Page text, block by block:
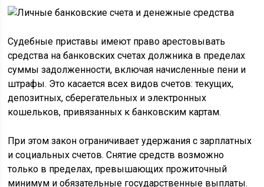
Судебные приставы имеют право арестовывать
средства на банковских счетах должника в пределах
суммы задолженности, включая начисленные пени и
штрафы. Это касается всех видов счетов: текущих,
депозитных, сберегательных и электронных
кошельков, привязанных к банковским картам.
При этом закон ограничивает удержания с зарплатных
и социальных счетов. Снятие средств возможно
только в пределах, превышающих прожиточный
минимум и обязательные государственные выплаты.